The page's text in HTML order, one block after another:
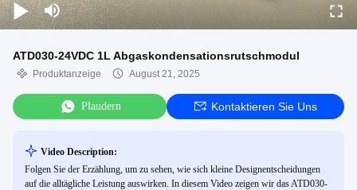
ATD030-24VDC 1L Abgaskondensationsrutschmodul
Produktanzeige August 21, 2025
Plaudern Kontaktieren Sie Uns
Video Description:
Folgen Sie der Erzählung, um zu sehen, wie sich kleine Designentscheidungen
auf die alltägliche Leistung auswirken. In diesem Video zeigen wir das ATD030-